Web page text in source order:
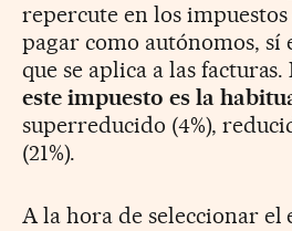
repercute en los impuestos
pagar como autónomos, sí
que se aplica a las
este impuesto es la
superreducido (4%),
(21%).
A la hora de seleccionar el